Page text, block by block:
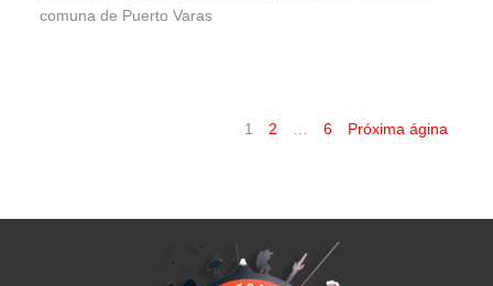
comuna de Puerto Varas
1 2 6 Próxima ágina